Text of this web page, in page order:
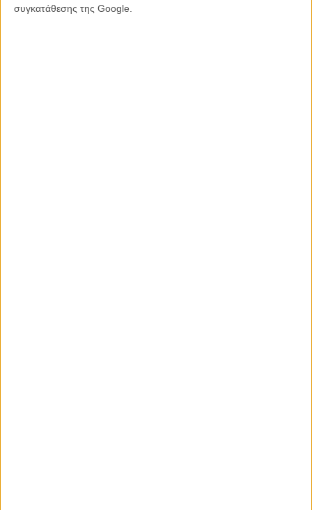
συγκατάθεσης της Google.